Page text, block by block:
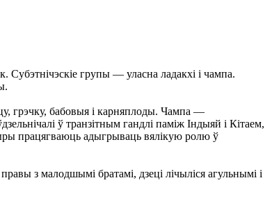
групы — уласна ладакхі і чампа.
грэчку, бабовыя і карняплоды. Чампа —
ў транзітным гандлі паміж Індыяй і Кітаем,
працягваюць адыгрываць вялікую ролю ў
з малодшымі братамі, дзеці лічыліся агульнымі і